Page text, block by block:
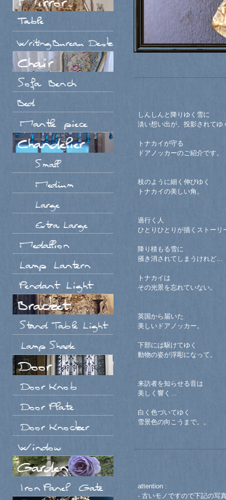
しんしんと降りゆく雪に
淡い想い出が、投影されて
トナカイが守る
ドアノッカーのご紹介です。
枝のように細く伸びゆく
トナカイの美しい角。
過行く人
ひとりひとりが描くストーリ
降り積もる雪に
掻き消されてしまうけれど…
トナカイは
その光景を忘れていない。
英国から届いた
美しいドアノッカー。
下部には駆けてゆく
動物の姿が浮彫になって。
来訪者を知らせる音は
美しく響く…
白く色づいてゆく
雪景色の向こうまで。。
attention :
- 古いモノですので下記の写